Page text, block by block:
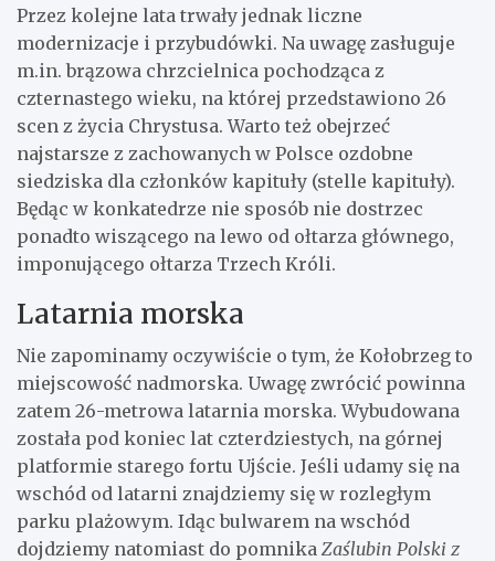
Przez kolejne lata trwały jednak liczne
modernizacje i przybudówki. Na uwagę zasługuje
m.in. brązowa chrzcielnica pochodząca z
czternastego wieku, na której przedstawiono 26
scen z życia Chrystusa. Warto też obejrzeć
najstarsze z zachowanych w Polsce ozdobne
siedziska dla członków kapituły (stelle kapituły).
Będąc w konkatedrze nie sposób nie dostrzec
ponadto wiszącego na lewo od ołtarza głównego,
imponującego ołtarza Trzech Króli.
Latarnia morska
Nie zapominamy oczywiście o tym, że Kołobrzeg to
miejscowość nadmorska. Uwagę zwrócić powinna
zatem 26-metrowa latarnia morska. Wybudowana
została pod koniec lat czterdziestych, na górnej
platformie starego fortu Ujście. Jeśli udamy się na
wschód od latarni znajdziemy się w rozległym
parku plażowym. Idąc bulwarem na wschód
dojdziemy natomiast do pomnika Zaślubin Polski z